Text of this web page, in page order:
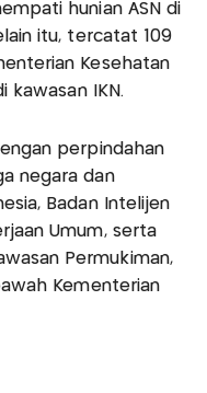
hunian ASN di
itu, tercatat 109
Kesehatan
kawasan IKN.
perpindahan
negara dan
Badan Intelijen
Umum, serta
Permukiman,
Kementerian